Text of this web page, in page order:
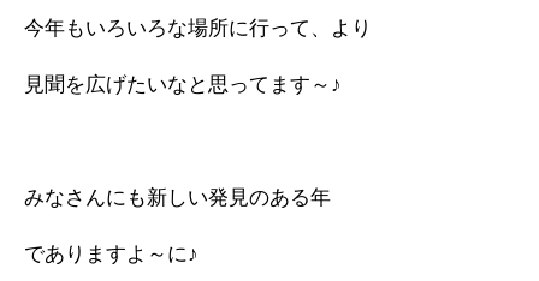
今年もいろいろな場所に行って、より
見聞を広げたいなと思ってます～♪
みなさんにも新しい発見のある年
でありますよ～に♪